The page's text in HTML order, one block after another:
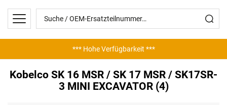
*** Hohe Verfügbarkeit ***
Kobelco SK 16 MSR / SK 17 MSR / SK17SR-
3 MINI EXCAVATOR (4)